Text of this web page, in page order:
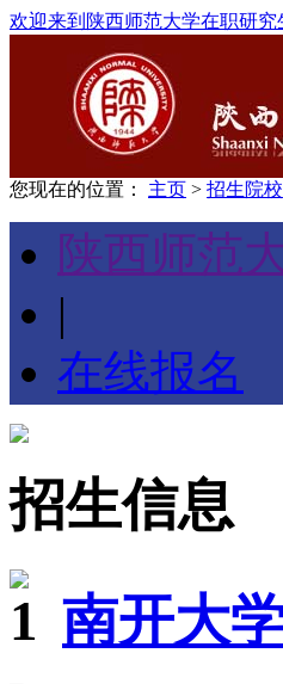
欢迎来到陕西师范大学在职研究
您现在的位置： 主页 > 招生院校
陕西师范
|
在线报名
招生信息
南开大